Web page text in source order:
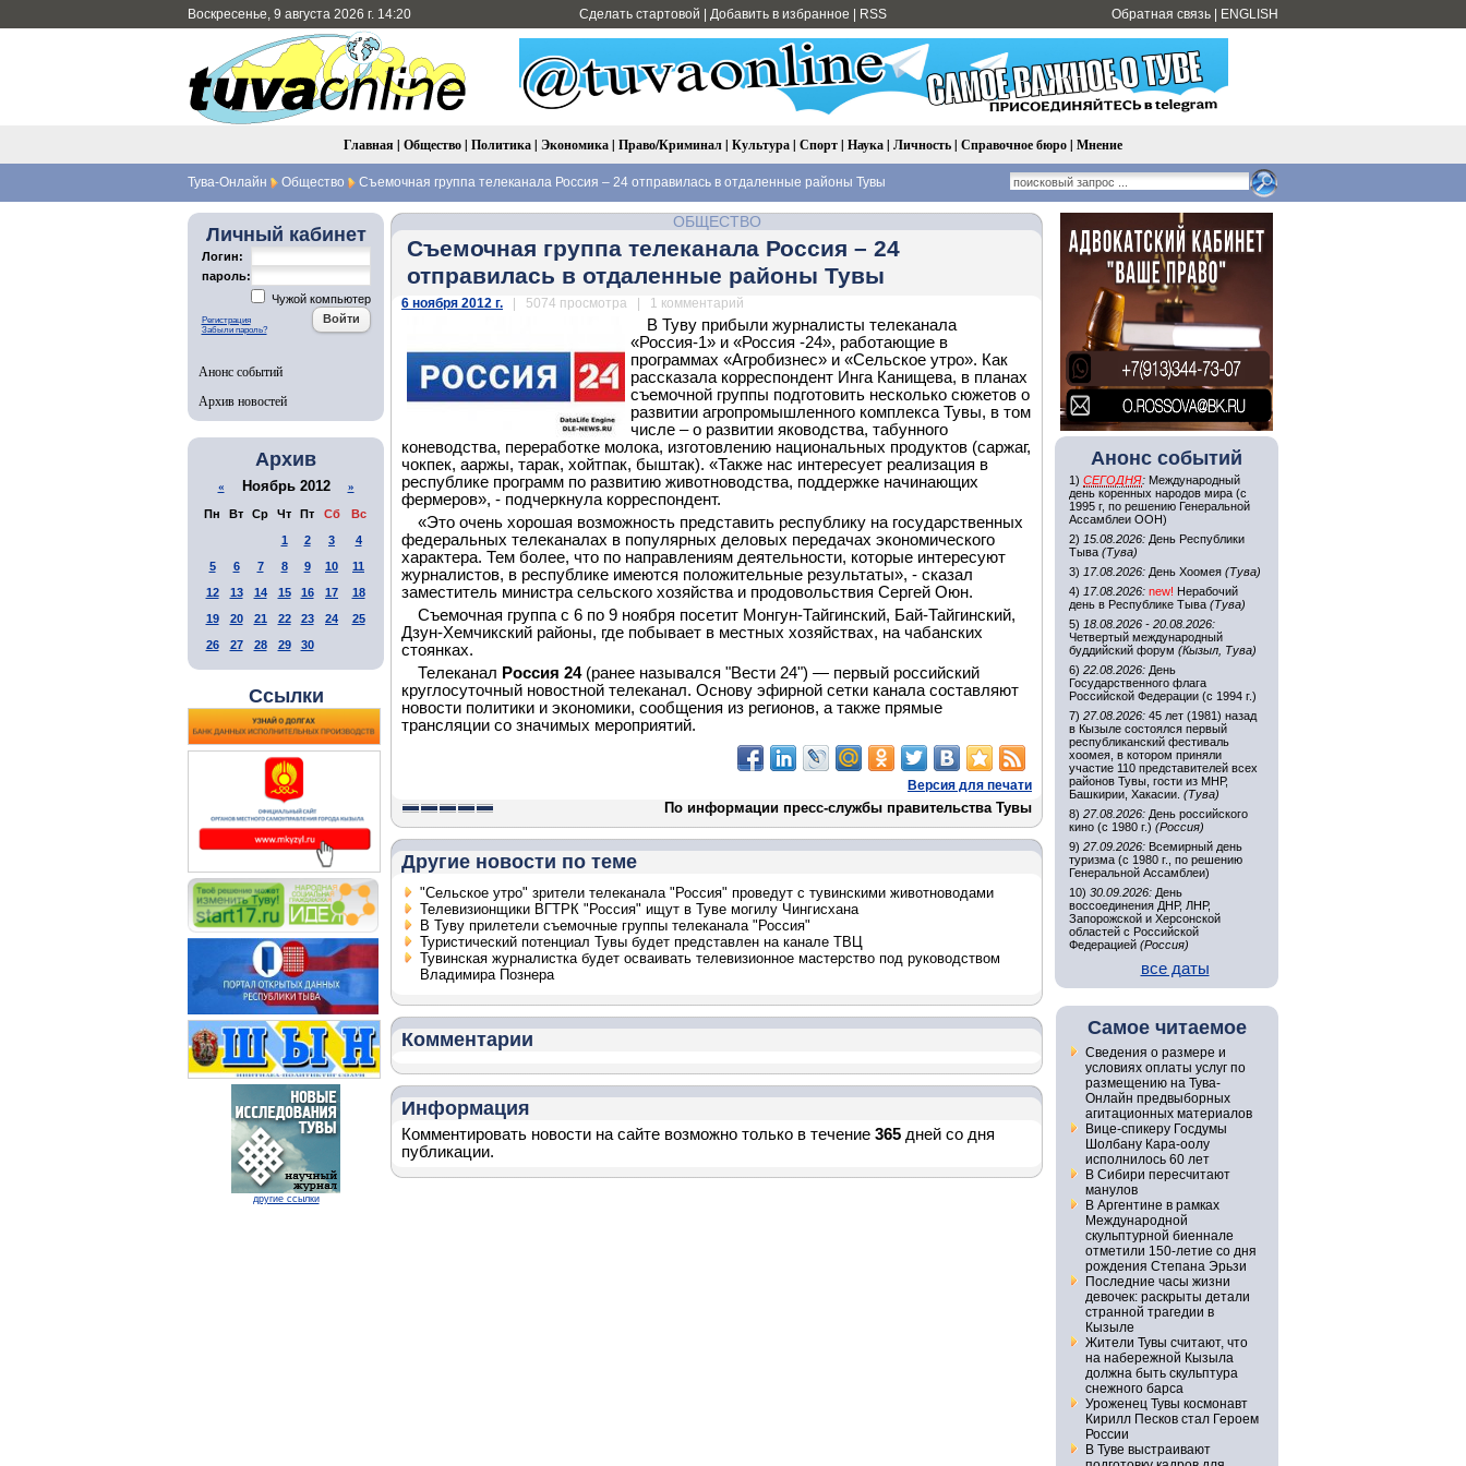
Воскресенье, 9 августа 2026 г. 14:20 Сделать стартовой Добавить в избранное RSS Обратная связь ENGLISH
Главная | Общество| Политика| Экономика| Право/Криминал| Культура| Спорт| Наука| Личность| Справочное бюро| Мнение
Тува-Онлайн Общество Съемочная группа телеканала Россия – 24 отправилась в отдаленные районы Тувы
Личный кабинет
Логин:
пароль:
Чужой компьютер
Регистрация
Забыли пароль?
Анонс событий
Архив новостей
Архив
« Ноябрь 2012 »
Пн Вт Ср Чт Пт Сб
Вс
1
2 3
4
5
6 7 8 9 10
11
12
13 14 15 16 17
18
19
20 21 22 23 24
25
26
27 28 29 30
Ссылки
другие ссылки
ОБЩЕСТВО
Съемочная группа телеканала Россия – 24
отправилась в отдаленные районы Тувы
6 ноября 2012 г. | 5074 просмотра | 1 комментарий
В Туву прибыли журналисты телеканала
«Россия-1» и «Россия -24», работающие в
программах «Агробизнес» и «Сельское утро». Как
рассказала корреспондент Инга Канищева, в планах
съемочной группы подготовить несколько сюжетов о
развитии агропромышленного комплекса Тувы, в том
числе – о развитии яководства, табунного
коневодства, переработке молока, изготовлению национальных продуктов (саржаг,
чокпек, ааржы, тарак, хойтпак, быштак). «Также нас интересует реализация в
республике программ по развитию животноводства, поддержке начинающих
фермеров», - подчеркнула корреспондент.
«Это очень хорошая возможность представить республику на государственных
федеральных телеканалах в популярных деловых передачах экономического
характера. Тем более, что по направлениям деятельности, которые интересуют
журналистов, в республике имеются положительные результаты», - сказал
заместитель министра сельского хозяйства и продовольствия Сергей Оюн.
Съемочная группа с 6 по 9 ноября посетит Монгун-Тайгинский, Бай-Тайгинский,
Дзун-Хемчикский районы, где побывает в местных хозяйствах, на чабанских
стоянках.
Телеканал Россия 24(ранее назывался "Вести 24") — первый российский
круглосуточный новостной телеканал. Основу эфирной сетки канала составляют
новости политики и экономики, сообщения из регионов, а также прямые
трансляции со значимых мероприятий.
Версия для печати
По информации пресс-службы правительства Тувы
Другие новости по теме
"Сельское утро" зрители телеканала "Россия" проведут с тувинскими животноводами
Телевизионщики ВГТРК "Россия" ищут в Туве могилу Чингисхана
В Туву прилетели съемочные группы телеканала "Россия"
Туристический потенциал Тувы будет представлен на канале ТВЦ
Тувинская журналистка будет осваивать телевизионное мастерство под руководством
Владимира Познера
Комментарии
Информация
Комментировать новости на сайте возможно только в течение 365 дней со дня
публикации.
Анонс событий
1) СЕГОДНЯ: Международный
день коренных народов мира (с
1995 г, по решению Генеральной
Ассамблеи ООН)
2) 15.08.2026: День Республики
Тыва (Тува)
3) 17.08.2026: День Хоомея (Тува)
4) 17.08.2026: new! Нерабочий
день в Республике Тыва (Тува)
5) 18.08.2026 - 20.08.2026:
Четвертый международный
буддийский форум (Кызыл, Тува)
6) 22.08.2026: День
Государственного флага
Российской Федерации (с 1994 г.)
7) 27.08.2026: 45 лет (1981) назад
в Кызыле состоялся первый
республиканский фестиваль
хоомея, в котором приняли
участие 110 представителей всех
районов Тувы, гости из МНР,
Башкирии, Хакасии. (Тува)
8) 27.08.2026: День российского
кино (с 1980 г.) (Россия)
9) 27.09.2026: Всемирный день
туризма (с 1980 г., по решению
Генеральной Ассамблеи)
10) 30.09.2026: День
воссоединения ДНР, ЛНР,
Запорожской и Херсонской
областей с Российской
Федерацией (Россия)
все даты
Самое читаемое
Сведения о размере и
условиях оплаты услуг по
размещению на Тува-
Онлайн предвыборных
агитационных материалов
Вице-спикеру Госдумы
Шолбану Кара-оолу
исполнилось 60 лет
В Сибири пересчитают
манулов
В Аргентине в рамках
Международной
скульптурной биеннале
отметили 150-летие со дня
рождения Степана Эрьзи
Последние часы жизни
девочек: раскрыты детали
странной трагедии в
Кызыле
Жители Тувы считают, что
на набережной Кызыла
должна быть скульптура
снежного барса
Уроженец Тувы космонавт
Кирилл Песков стал Героем
России
В Туве выстраивают